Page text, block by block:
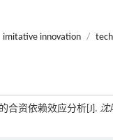
imitative innovation /
合资依赖效应分析[J]. 沈